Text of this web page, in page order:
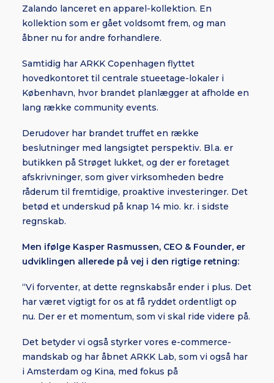
Zalando lanceret en apparel-kollektion. En
kollektion som er gået voldsomt frem, og man
åbner nu for andre forhandlere.
Samtidig har ARKK Copenhagen flyttet
hovedkontoret til centrale stueetage-lokaler i
København, hvor brandet planlægger at afholde en
lang række community events.
Derudover har brandet truffet en række
beslutninger med langsigtet perspektiv. Bl.a. er
butikken på Strøget lukket, og der er foretaget
afskrivninger, som giver virksomheden bedre
råderum til fremtidige, proaktive investeringer. Det
betød et underskud på knap 14 mio. kr. i sidste
regnskab.
Men ifølge Kasper Rasmussen, CEO & Founder, er
udviklingen allerede på vej i den rigtige retning:
“Vi forventer, at dette regnskabsår ender i plus. Det
har været vigtigt for os at få ryddet ordentligt op
nu. Der er et momentum, som vi skal ride videre på.
Det betyder vi også styrker vores e-commerce-
mandskab og har åbnet ARKK Lab, som vi også har
i Amsterdam og Kina, med fokus på